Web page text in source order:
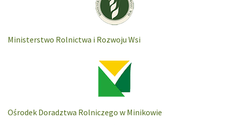
Ministerstwo Rolnictwa i Rozwoju Wsi
Ośrodek Doradztwa Rolniczego w Minikowie